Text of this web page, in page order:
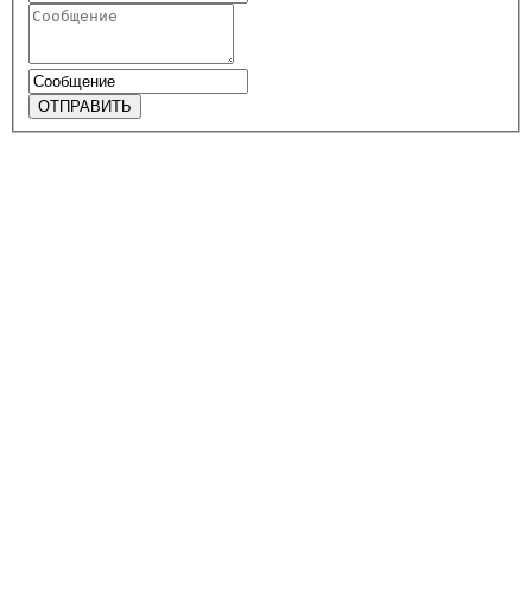
ОТПРАВИТЬ